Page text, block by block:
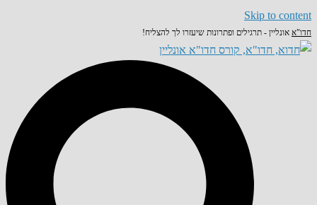
Skip to content
חדו"א אונליין - תרגילים ופתרונות שיעזרו לך להצליח!